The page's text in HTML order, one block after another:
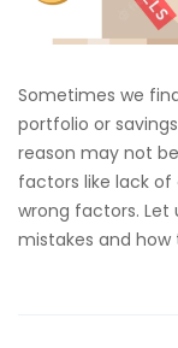
Sometimes we
portfolio or
reason may not
factors like lack
wrong factors.
mistakes and